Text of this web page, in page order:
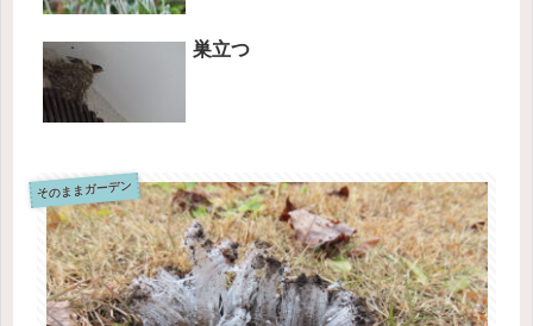
巣立つ
そのままガーデン